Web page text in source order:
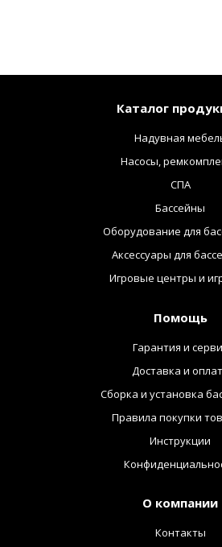
Каталог
Надувная
Насосы,
СПА
Бассейны
Оборудование для
Аксессуары для
Игровые центры и
Помощь
Гарантия и
Доставка и
Сборка и установка
Правила покупки
Инструкции
О компании
Контакты